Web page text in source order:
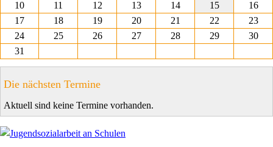
10
11 12 13 14 15
16
17
18 19 20 21 22
23
24
25 26 27 28 29
30
31
Die nächsten Termine
Aktuell sind keine Termine vorhanden.